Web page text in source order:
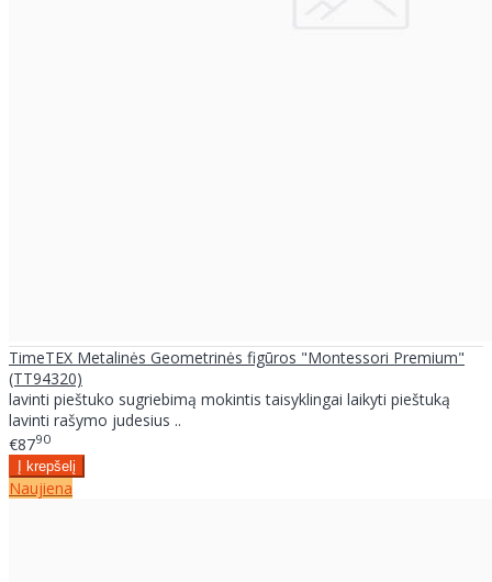
TimeTEX Metalinės Geometrinės figūros "Montessori Premium"
(TT94320)
lavinti pieštuko sugriebimą mokintis taisyklingai laikyti pieštuką
lavinti rašymo judesius ..
€8790
Naujiena